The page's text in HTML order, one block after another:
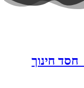
חסד חינוך